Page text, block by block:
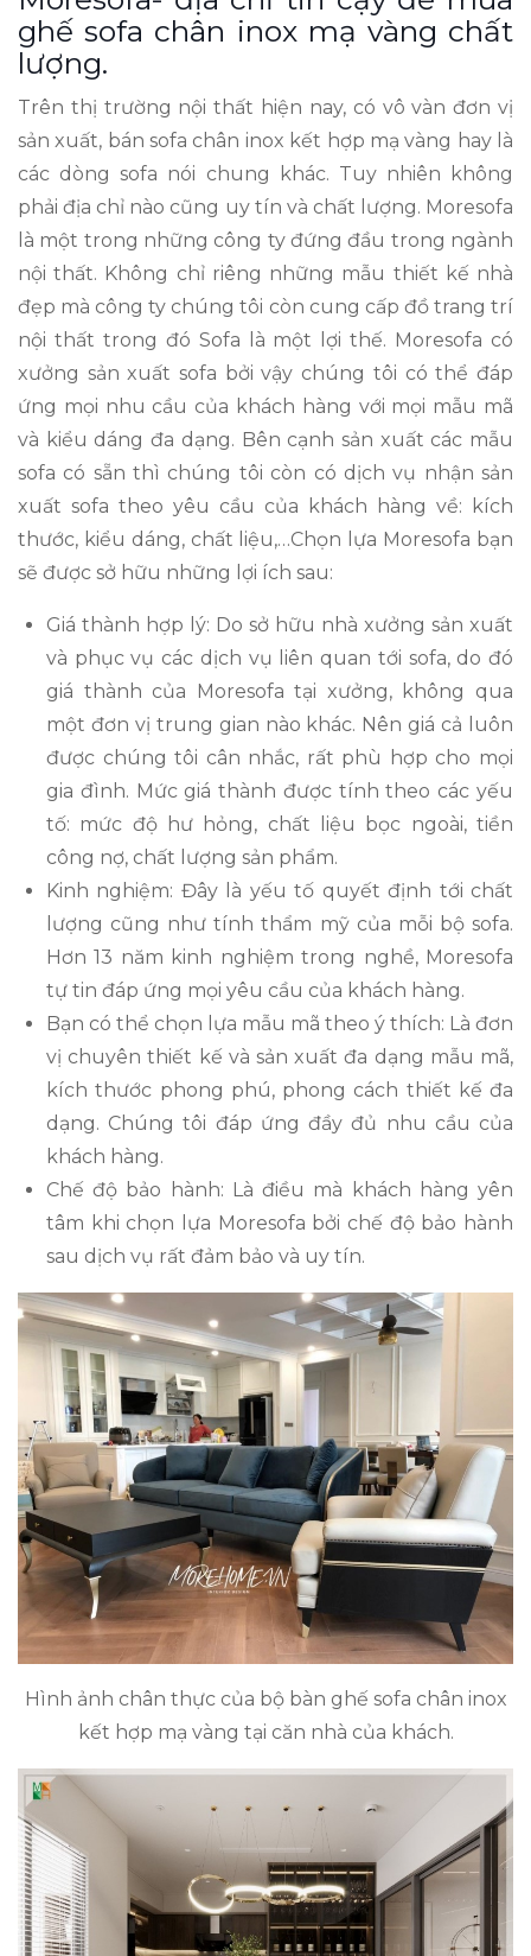
ghế sofa chân inox mạ vàng chất
lượng.
Trên thị trường nội thất hiện nay, có vô vàn đơn vị
sản xuất, bán sofa chân inox kết hợp mạ vàng hay là
các dòng sofa nói chung khác. Tuy nhiên không
phải địa chỉ nào cũng uy tín và chất lượng. Moresofa
là một trong những công ty đứng đầu trong ngành
nội thất. Không chỉ riêng những mẫu thiết kế nhà
đẹp mà công ty chúng tôi còn cung cấp đồ trang trí
nội thất trong đó Sofa là một lợi thế. Moresofa có
xưởng sản xuất sofa bởi vậy chúng tôi có thể đáp
ứng mọi nhu cầu của khách hàng với mọi mẫu mã
và kiểu dáng đa dạng. Bên cạnh sản xuất các mẫu
sofa có sẵn thì chúng tôi còn có dịch vụ nhận sản
xuất sofa theo yêu cầu của khách hàng về: kích
thước, kiểu dáng, chất liệu,…Chọn lựa Moresofa bạn
sẽ được sở hữu những lợi ích sau:
Giá thành hợp lý: Do sở hữu nhà xưởng sản xuất
và phục vụ các dịch vụ liên quan tới sofa, do đó
giá thành của Moresofa tại xưởng, không qua
một đơn vị trung gian nào khác. Nên giá cả luôn
được chúng tôi cân nhắc, rất phù hợp cho mọi
gia đình. Mức giá thành được tính theo các yếu
tố: mức độ hư hỏng, chất liệu bọc ngoài, tiền
công nợ, chất lượng sản phẩm.
Kinh nghiệm: Đây là yếu tố quyết định tới chất
lượng cũng như tính thẩm mỹ của mỗi bộ sofa.
Hơn 13 năm kinh nghiệm trong nghề, Moresofa
tự tin đáp ứng mọi yêu cầu của khách hàng.
Bạn có thể chọn lựa mẫu mã theo ý thích: Là đơn
vị chuyên thiết kế và sản xuất đa dạng mẫu mã,
kích thước phong phú, phong cách thiết kế đa
dạng. Chúng tôi đáp ứng đầy đủ nhu cầu của
khách hàng.
Chế độ bảo hành: Là điều mà khách hàng yên
tâm khi chọn lựa Moresofa bởi chế độ bảo hành
sau dịch vụ rất đảm bảo và uy tín.
Hình ảnh chân thực của bộ bàn ghế sofa chân inox
kết hợp mạ vàng tại căn nhà của khách.